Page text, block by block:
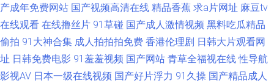
美69导航 国产精品久久又又 91网站在线播放 日本不卡毛片五 91美脚在线
91碰碰碰 91社区论坛在线 97福利资源站 人人操91 91超碰青青草在线 东方
产成年免费网站 国产视频高清在线 精品香蕉 求a片网址 麻豆tv
在线观看 在线撸丝片 91草碰 国产成人激情视频 黑料吃瓜精品
偷拍 91大神合集 成人拍拍拍免费 香港伦理剧 日韩大片观看网
址 日韩免费电影 91羞羞视频 国产网站 青草全福视在线 性导航
影视AV 日本一级在线视频 国产好片浮力 91久操 国产精品成人